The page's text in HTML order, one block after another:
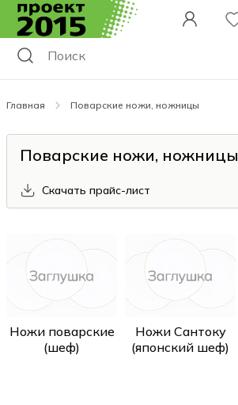
Главная Поварские ножи, ножницы
Поварские ножи, ножницы
Скачать прайс-лист
Ножи поварские
(шеф)
Ножи Сантоку
(японский шеф)